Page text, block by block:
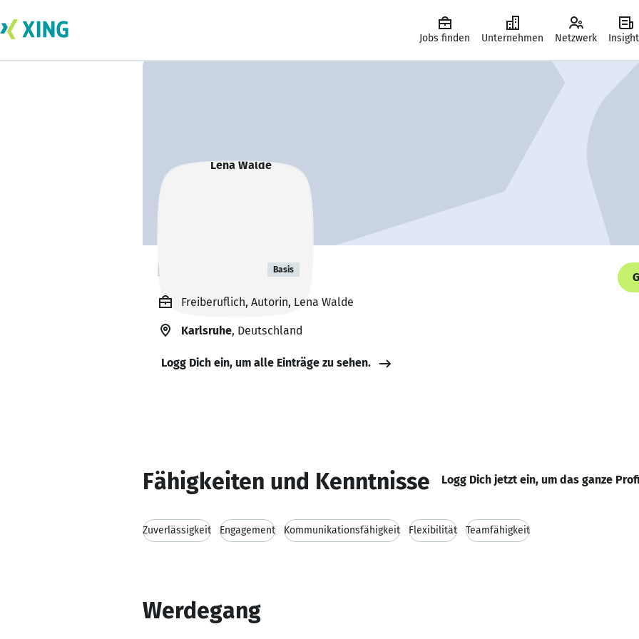
Jobs finden Unternehmen Netzwerk
Lena Walde Basis
Freiberuflich, Autorin, Lena Walde
Karlsruhe, Deutschland
Logg Dich ein, um alle Einträge zu sehen.
Fähigkeiten und Kenntnisse Logg Dich jetzt ein, um das ganze
Zuverlässigkeit Engagement Kommunikationsfähigkeit Flexibilität Teamfähigkeit
Werdegang